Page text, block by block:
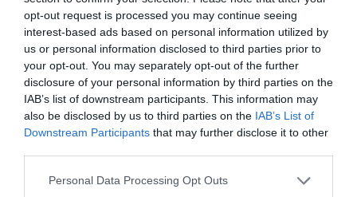
opt-out request is processed you may continue seeing
interest-based ads based on personal information utilized by
us or personal information disclosed to third parties prior to
your opt-out. You may separately opt-out of the further
disclosure of your personal information by third parties on the
IAB’s list of downstream participants. This information may
also be disclosed by us to third parties on the IAB’s List of
Downstream Participants that may further disclose it to other
Personal Data Processing Opt Outs